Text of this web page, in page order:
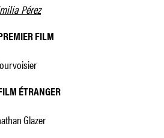
Pérez
FILM
ÉTRANGER
Glazer